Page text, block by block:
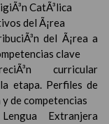
CatÃ³lica
del Ã¡rea
del Ã¡rea a
clave
curricular
etapa. Perfiles de
y de competencias
Extranjera